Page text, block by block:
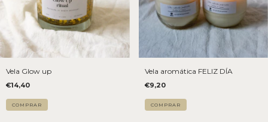
Vela Glow up
€14,40
COMPRAR
Vela aromática FELIZ DÍA
€9,20
COMPRAR